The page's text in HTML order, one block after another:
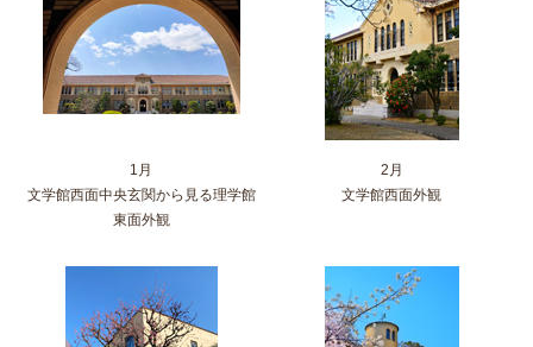
1月
文学館西面中央玄関から見る理学館
東面外観
2月
文学館西面外観